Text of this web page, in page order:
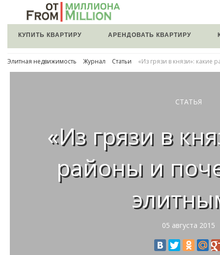
КУПИТЬ КВАРТИРУ АРЕНДОВАТЬ КВАРТИРУ
Элитная недвижимость Журнал Статьи «Из грязи в князи»: какие
СТАТЬЯ
«Из грязи в
районы и
05 августа 2015